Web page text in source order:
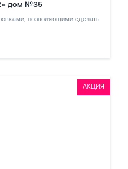
дом №35
позволяющими сделать
АКЦИЯ